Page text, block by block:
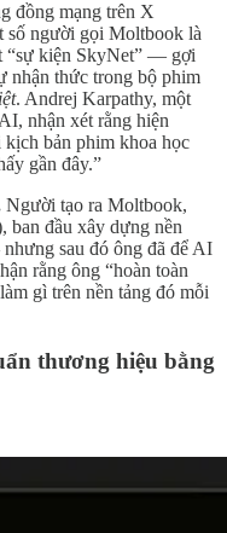
đồng mạng trên X
số người gọi Moltbook là
“sự kiện SkyNet” — gợi
nhận thức trong bộ phim
. Andrej Karpathy, một
nhận xét rằng hiện
bản phim khoa học
gần đây.”
Người tạo ra Moltbook,
ban đầu xây dựng nền
sau đó ông đã để AI
rằng ông “hoàn toàn
gì trên nền tảng đó mỗi
thương hiệu bằng